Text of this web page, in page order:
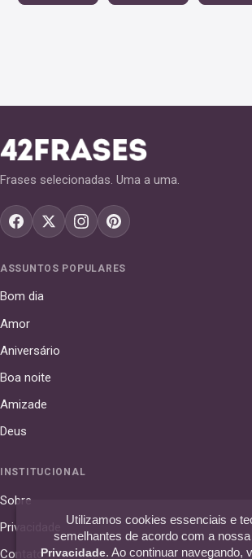
Frases selecionadas. Uma a uma.
ASSUNTOS POPULARES
Bom dia
Amor
Aniversário
Boa noite
Amizade
Deus
INSTITUCIONAL
Sobre
Privacidade
Contato
Utilizamos cookies essenciais e
semelhantes de acordo com a nossa
Privacidade. Ao continuar navegando,